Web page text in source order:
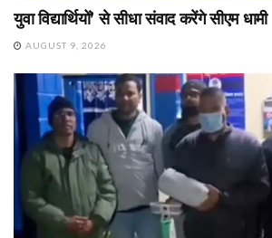
युवा विद्यार्थियों’ से सीधा संवाद करेंगे सीएम धामी
AUGUST 9, 2026